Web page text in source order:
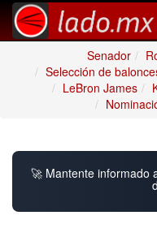
Senador
Selección de
LeBron James
🚀 Mantente informado